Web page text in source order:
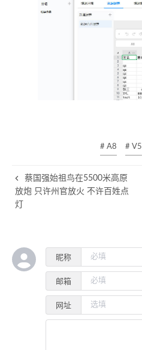
# A8 # V5
蔡国强始祖鸟在5500米高原
放炮 只许州官放火 不许百姓点
灯
昵称
邮箱
网址